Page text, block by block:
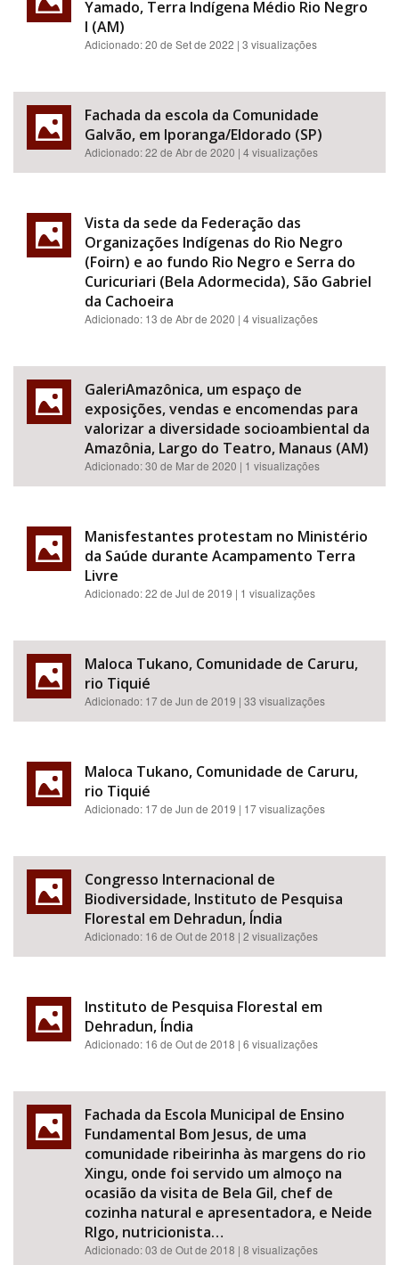
Yamado, Terra Indígena Médio Rio Negro
I (AM)
Adicionado:20 de Set de 2022 | 3 visualizações
Fachada da escola da Comunidade
Galvão, em Iporanga/Eldorado (SP)
Adicionado:22 de Abr de 2020 | 4 visualizações
Vista da sede da Federação das
Organizações Indígenas do Rio Negro
(Foirn) e ao fundo Rio Negro e Serra do
Curicuriari (Bela Adormecida), São Gabriel
da Cachoeira
Adicionado: 13 de Abr de 2020 | 4 visualizações
GaleriAmazônica, um espaço de
exposições, vendas e encomendas para
valorizar a diversidade socioambiental da
Amazônia, Largo do Teatro, Manaus (AM)
Adicionado:30 de Mar de 2020 | 1 visualizações
Manisfestantes protestam no Ministério
da Saúde durante Acampamento Terra
Livre
Adicionado:22 de Jul de 2019 | 1 visualizações
Maloca Tukano, Comunidade de Caruru,
rio Tiquié
Adicionado: 17 de Jun de 2019 | 33 visualizações
Maloca Tukano, Comunidade de Caruru,
rio Tiquié
Adicionado: 17 de Jun de 2019 | 17 visualizações
Congresso Internacional de
Biodiversidade, Instituto de Pesquisa
Florestal em Dehradun, Índia
Adicionado: 16 de Out de 2018 | 2 visualizações
Instituto de Pesquisa Florestal em
Dehradun, Índia
Adicionado: 16 de Out de 2018 | 6 visualizações
Fachada da Escola Municipal de Ensino
Fundamental Bom Jesus, de uma
comunidade ribeirinha às margens do rio
Xingu, onde foi servido um almoço na
ocasião da visita de Bela Gil, chef de
cozinha natural e apresentadora, e Neide
RIgo, nutricionista…
Adicionado:03 de Out de 2018 | 8 visualizações